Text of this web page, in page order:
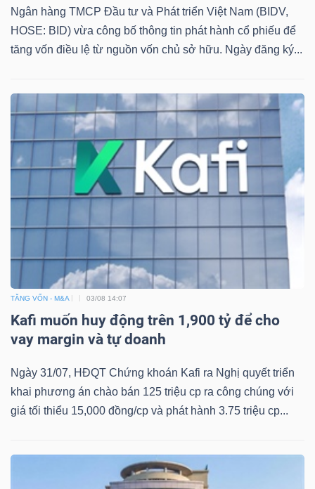
Ngân hàng TMCP Đầu tư và Phát triển Việt Nam (BIDV,
HOSE: BID) vừa công bố thông tin phát hành cổ phiếu để
tăng vốn điều lệ từ nguồn vốn chủ sở hữu. Ngày đăng ký...
TĂNG VỐN - M&A 03/08 14:07
Kafi muốn huy động trên 1,900 tỷ để cho
vay margin và tự doanh
Ngày 31/07, HĐQT Chứng khoán Kafi ra Nghị quyết triển
khai phương án chào bán 125 triệu cp ra công chúng với
giá tối thiểu 15,000 đồng/cp và phát hành 3.75 triệu cp...
Bài
của
giả
(-)
Báo
phân
Thuật
(-)
Dịch
vụ
(-)